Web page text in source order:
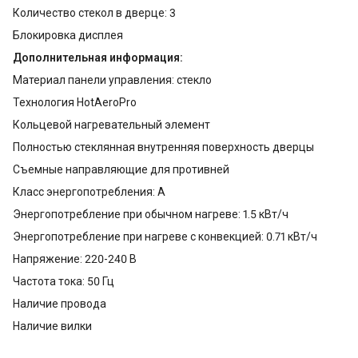
Количество стекол в дверце: 3
Блокировка дисплея
Дополнительная информация:
Материал панели управления: стекло
Технология HotAeroPro
Кольцевой нагревательный элемент
Полностью стеклянная внутренняя поверхность дверцы
Съемные направляющие для противней
Класс энергопотребления: A
Энергопотребление при обычном нагреве: 1.5 кВт/ч
Энергопотребление при нагреве с конвекцией: 0.71 кВт/ч
Напряжение: 220-240 В
Частота тока: 50 Гц
Наличие провода
Наличие вилки